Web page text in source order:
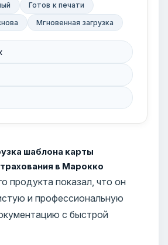
Готов к печати
Мгновенная загрузка
шаблона карты
в Марокко
продукта показал, что он
и профессиональную
с быстрой